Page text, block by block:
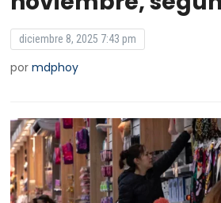
diciembre 8, 2025 7:43 pm
pormdphoy